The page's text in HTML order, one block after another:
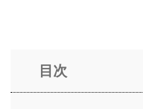
目次